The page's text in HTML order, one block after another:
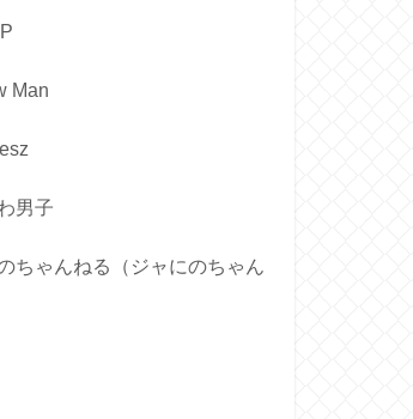
Man
男子
ちゃんねる（ジャにのちゃん